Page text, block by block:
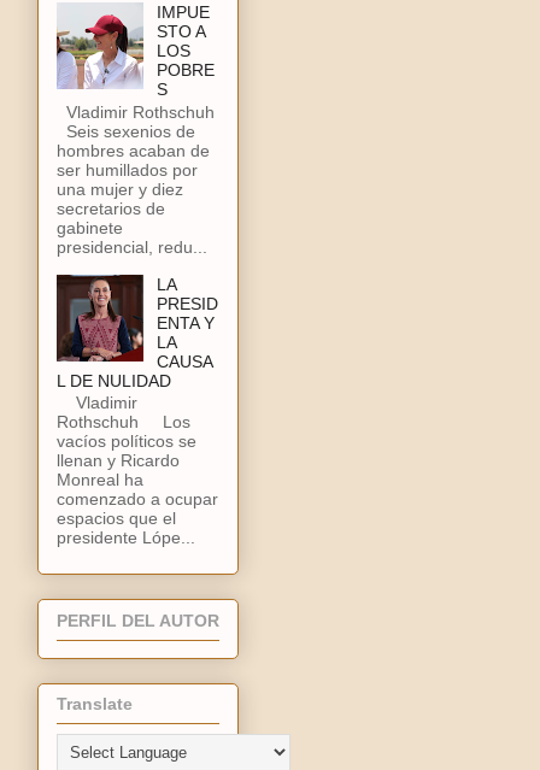
IMPUE
STO A
LOS
POBRE
S
Vladimir Rothschuh
Seis sexenios de
hombres acaban de
ser humillados por
una mujer y diez
secretarios de
gabinete
presidencial, redu...
LA
PRESID
ENTA Y
LA
CAUSA
L DE NULIDAD
Vladimir
Rothschuh Los
vacíos políticos se
llenan y Ricardo
Monreal ha
comenzado a ocupar
espacios que el
presidente Lópe...
PERFIL DEL AUTOR
Translate